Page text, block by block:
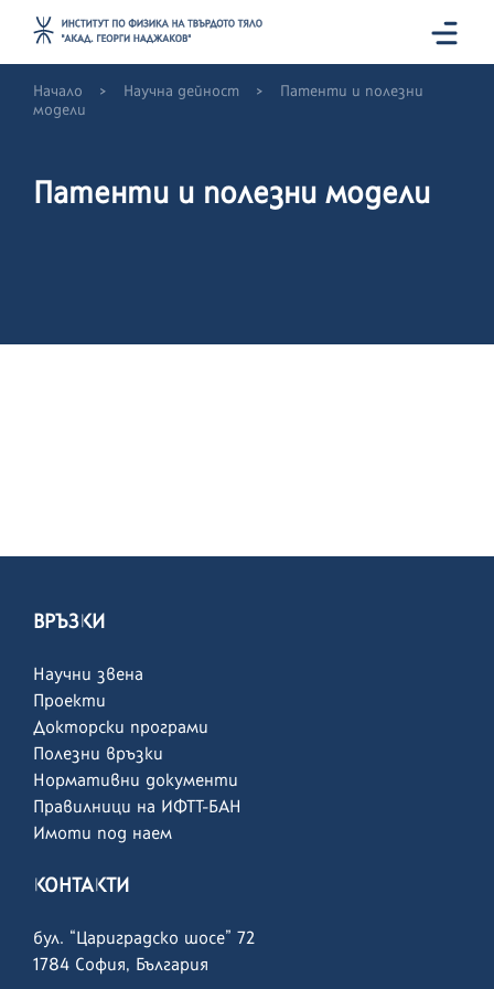
Начало > Научна дейност >
Патенти и полезни
модели
Патенти и полезни модели
ВРЪЗКИ
Научни звена
Проекти
Докторски програми
Полезни връзки
Нормативни документи
Правилници на ИФТТ-БАН
Имоти под наем
КОНТАКТИ
бул. “Цариградско шосе” 72
1784 София, България